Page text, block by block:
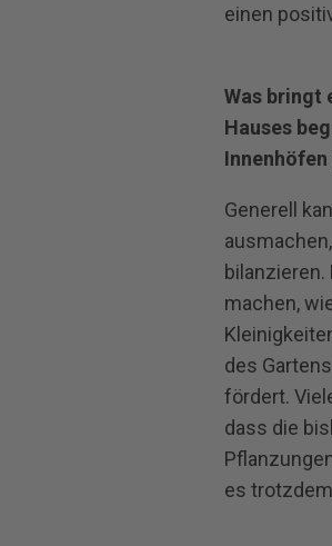
einen
Was bringt
Hauses
Generell
machen,
des
fördert.
dass die
es